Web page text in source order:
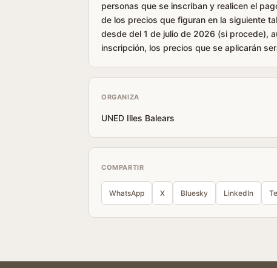
personas que se inscriban y realicen el
de los precios que figuran en la siguiente
desde del 1 de julio de 2026 (si procede),
inscripción, los precios que se aplicarán
ORGANIZA
UNED Illes Balears
COMPARTIR
WhatsApp X Bluesky LinkedIn